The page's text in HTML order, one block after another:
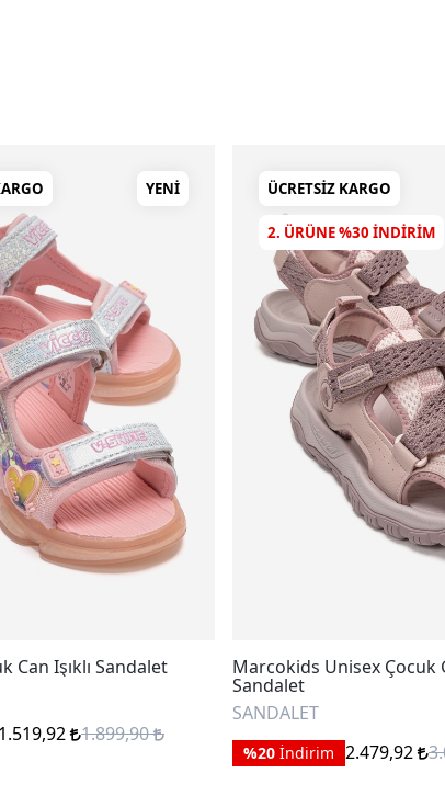
YENI
Can Işıklı Sandalet
1.519,92 1.899,90
ÜCRETSIZ KARGO
2. ÜRÜNE %30 INDIRIM
Marcokids Unisex Çocuk
Sandalet
SANDALET
%20 İndirim 2.479,92